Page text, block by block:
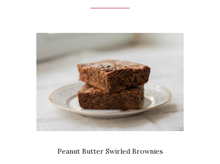
Peanut Butter Swirled Brownies